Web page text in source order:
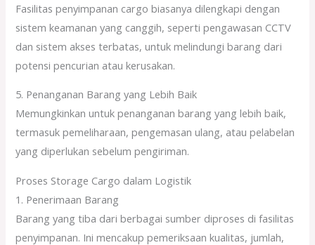
Fasilitas penyimpanan cargo biasanya dilengkapi dengan
sistem keamanan yang canggih, seperti pengawasan CCTV
dan sistem akses terbatas, untuk melindungi barang dari
potensi pencurian atau kerusakan.
5. Penanganan Barang yang Lebih Baik
Memungkinkan untuk penanganan barang yang lebih baik,
termasuk pemeliharaan, pengemasan ulang, atau pelabelan
yang diperlukan sebelum pengiriman.
Proses Storage Cargo dalam Logistik
1. Penerimaan Barang
Barang yang tiba dari berbagai sumber diproses di fasilitas
penyimpanan. Ini mencakup pemeriksaan kualitas, jumlah,